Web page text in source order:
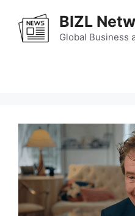
content
BIZL
Global Business